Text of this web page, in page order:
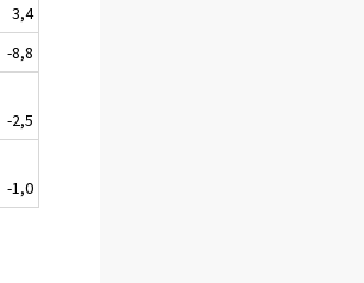
3,4
-8,8
-2,5
-1,0